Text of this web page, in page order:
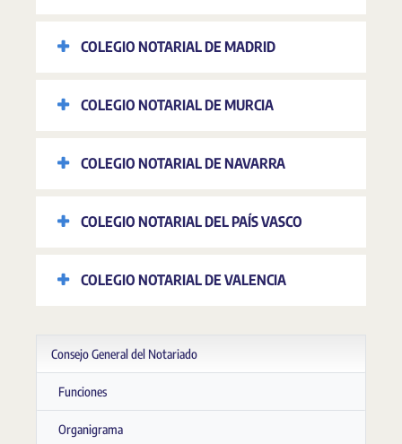
COLEGIO NOTARIAL DE MADRID
COLEGIO NOTARIAL DE MURCIA
COLEGIO NOTARIAL DE NAVARRA
COLEGIO NOTARIAL DEL PAÍS VASCO
COLEGIO NOTARIAL DE VALENCIA
Consejo General del Notariado
Funciones
Organigrama